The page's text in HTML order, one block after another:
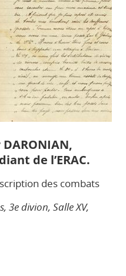
de l’ERAC.
des combats
3e divion, Salle XV,